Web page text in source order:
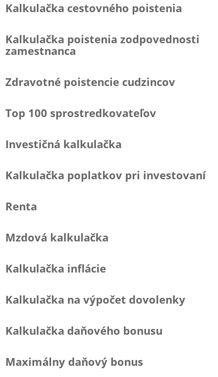
Kalkulačka cestovného poistenia
Kalkulačka poistenia zodpovednosti
zamestnanca
Zdravotné poistencie cudzincov
Top 100 sprostredkovateľov
Investičná kalkulačka
Kalkulačka poplatkov pri investovaní
Renta
Mzdová kalkulačka
Kalkulačka inflácie
Kalkulačka na výpočet dovolenky
Kalkulačka daňového bonusu
Maximálny daňový bonus